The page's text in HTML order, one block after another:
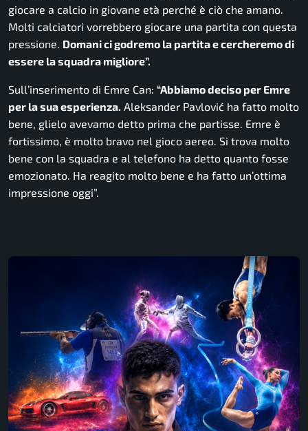
giocare a calcio in giovane età perché è ciò che amano.
Molti calciatori vorrebbero giocare una partita con questa
pressione. Domani ci godremo la partita e cercheremo di
essere la squadra migliore”.
Sull’inserimento di Emre Can: “Abbiamo deciso per Emre
per la sua esperienza. Aleksander Pavlović ha fatto molto
bene, glielo avevamo detto prima che partisse. Emre è
fortissimo, è molto bravo nel gioco aereo. Si trova molto
bene con la squadra e al telefono ha detto quanto fosse
emozionato. Ha reagito molto bene e ha fatto un’ottima
impressione oggi”.